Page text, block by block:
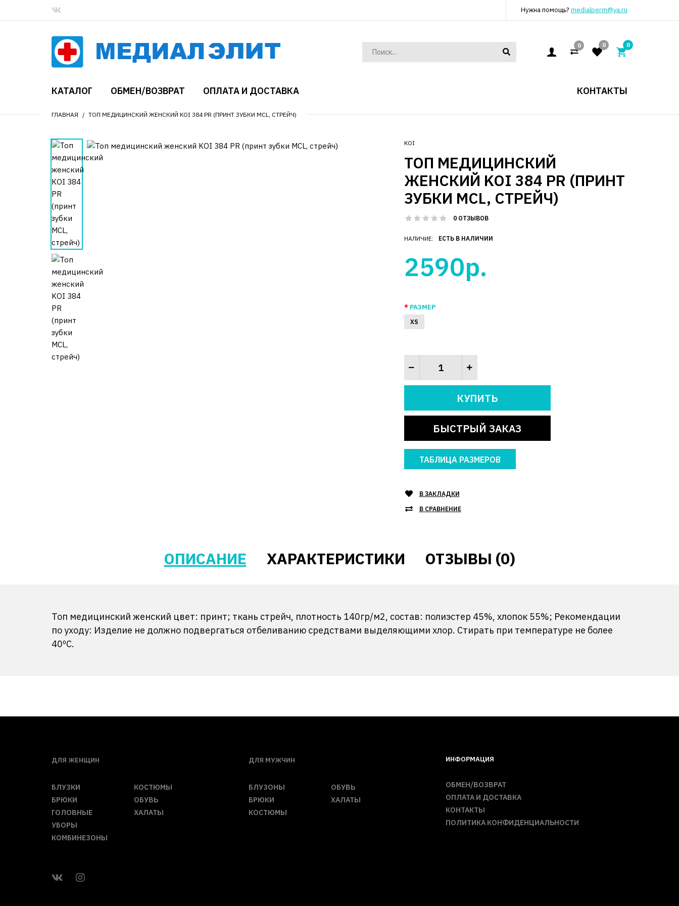
Нужна помощь?medialperm@ya.ru
0 0 0
КАТАЛОГ ОБМЕН/ВОЗВРАТ ОПЛАТА И ДОСТАВКА КОНТАКТЫ
ГЛАВНАЯ ТОП МЕДИЦИНСКИЙ ЖЕНСКИЙ KOI 384 PR (ПРИНТ ЗУБКИ MCL, СТРЕЙЧ)
KOI
ТОП МЕДИЦИНСКИЙ
ЖЕНСКИЙ KOI 384 PR (ПРИНТ
ЗУБКИ MCL, СТРЕЙЧ)
0 ОТЗЫВОВ
НАЛИЧИЕ: ЕСТЬ В НАЛИЧИИ
2590р.
РАЗМЕР
XS
БЫСТРЫЙ ЗАКАЗ
ТАБЛИЦА РАЗМЕРОВ
В ЗАКЛАДКИ
В СРАВНЕНИЕ
ОПИСАНИЕ ХАРАКТЕРИСТИКИ ОТЗЫВЫ (0)
Топ медицинский женский цвет: принт; ткань стрейч, плотность 140гр/м2, состав: полиэстер 45%, хлопок 55%; Рекомендации
по уходу: Изделие не должно подвергаться отбеливанию средствами выделяющими хлор. Стирать при температуре не более
40ºС.
ДЛЯ ЖЕНЩИН
БЛУЗКИ
БРЮКИ
ГОЛОВНЫЕ
УБОРЫ
КОМБИНЕЗОНЫ
КОСТЮМЫ
ОБУВЬ
ХАЛАТЫ
ДЛЯ МУЖЧИН
БЛУЗОНЫ
БРЮКИ
КОСТЮМЫ
ОБУВЬ
ХАЛАТЫ
ИНФОРМАЦИЯ
ОБМЕН/ВОЗВРАТ
ОПЛАТА И ДОСТАВКА
КОНТАКТЫ
ПОЛИТИКА КОНФИДЕНЦИАЛЬНОСТИ